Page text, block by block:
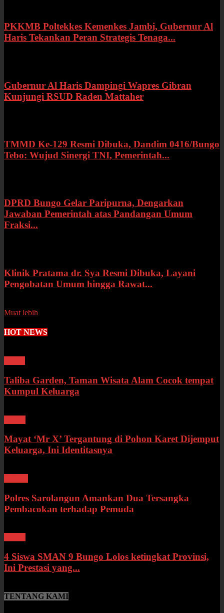
PKKMB Poltekkes Kemenkes Jambi, Gubernur Al
Haris Tekankan Peran Strategis Tenaga...
Gubernur Al Haris Dampingi Wapres Gibran
Kunjungi RSUD Raden Mattaher
TMMD Ke-129 Resmi Dibuka, Dandim 0416/Bungo
Tebo: Wujud Sinergi TNI, Pemerintah...
DPRD Bungo Gelar Paripurna, Dengarkan
Jawaban Pemerintah atas Pandangan Umum
Fraksi...
Klinik Pratama dr. Sya Resmi Dibuka, Layani
Pengobatan Umum hingga Rawat...
Muat lebih
HOT NEWS
Taliba Garden, Taman Wisata Alam Cocok tempat
Kumpul Keluarga
Mayat ‘Mr X’ Tergantung di Pohon Karet Dijemput
Keluarga, Ini Identitasnya
Polres Sarolangun Amankan Dua Tersangka
Pembacokan terhadap Pemuda
4 Siswa SMAN 9 Bungo Lolos ketingkat Provinsi,
Ini Prestasi yang...
TENTANG KAMI